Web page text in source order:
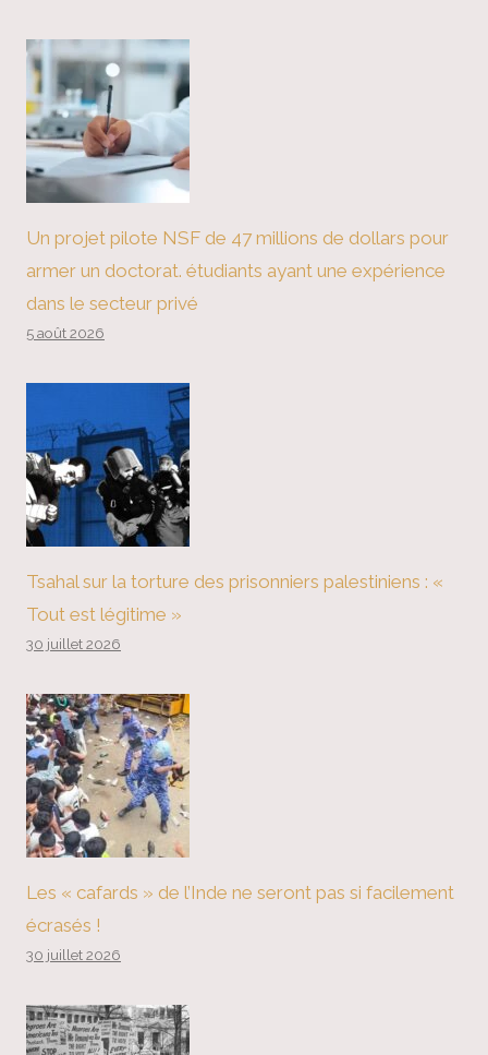
Un projet pilote NSF de 47 millions de dollars pour
armer un doctorat. étudiants ayant une expérience
dans le secteur privé
5 août 2026
Tsahal sur la torture des prisonniers palestiniens : «
Tout est légitime »
30 juillet 2026
Les « cafards » de l’Inde ne seront pas si facilement
écrasés !
30 juillet 2026